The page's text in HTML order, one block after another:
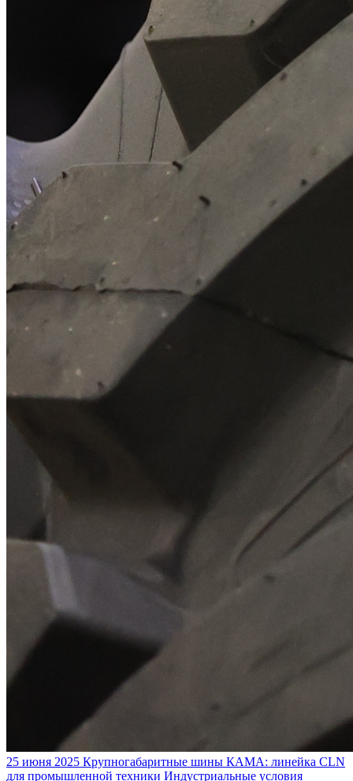
25 июня 2025 Крупногабаритные шины КАМА: линейка CLN
для промышленной техники Индустриальные условия